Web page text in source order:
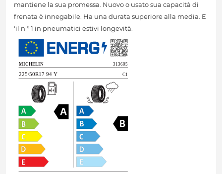
mantiene la sua promessa. Nuovo o usato sua capacità di
frenata è innegabile. Ha una durata superiore alla media. E
'il n ° 1 in pneumatici estivi longevità.